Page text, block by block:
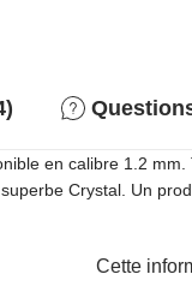
en calibre 1.2
Crystal. Un
Cette